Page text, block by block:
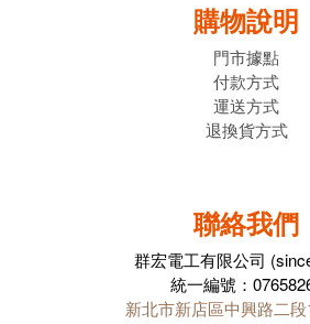
購物說明
門市據點
付款方式
運送方式
退換貨方式
聯絡我們
群宏電工有限公司
統一編號：
新北市新店區中興路二